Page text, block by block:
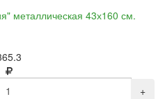
металлическая 43х160 см.
+